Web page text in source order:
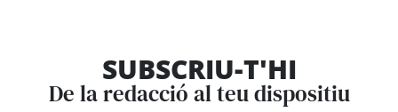
SUBSCRIU-T'HI
De la redacció al teu dispositiu